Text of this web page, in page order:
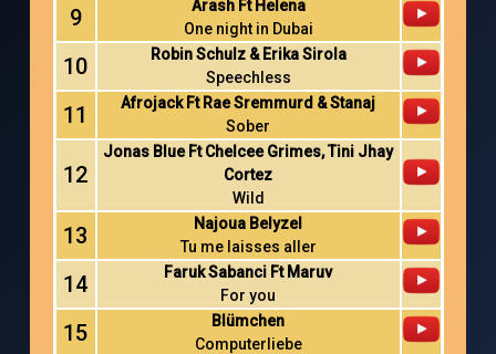
9
Arash Ft Helena
One night in Dubai
10
Robin Schulz & Erika Sirola
Speechless
11
Afrojack Ft Rae Sremmurd & Stanaj
Sober
12
Jonas Blue Ft Chelcee Grimes, Tini Jhay
Cortez
Wild
13
Najoua Belyzel
Tu me laisses aller
14
Faruk Sabanci Ft Maruv
For you
15
Blümchen
Computerliebe